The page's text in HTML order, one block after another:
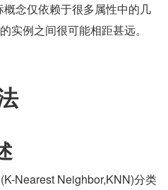
念仅依赖于很多属性中的几
实例之间很可能相距甚远。
Nearest Neighbor,KNN)分类